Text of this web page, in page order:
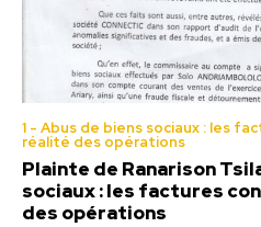
1 - Abus de biens sociaux : les
réalité des opérations
Plainte de Ranarison
sociaux : les factures
des opérations